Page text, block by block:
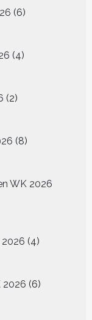
6
producten
4
producten
2
producten
8
producten
WK 2026
4
producten
2026 6
producten